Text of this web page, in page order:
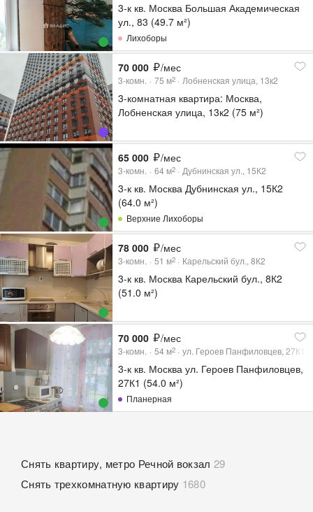
3-к кв. Москва Большая Академическая
ул., 83 (49.7 м²)
Лихоборы
70 000 /мес
3-комн. 75 м2 Лобненская улица, 13к2
3-комнатная квартира: Москва,
Лобненская улица, 13к2 (75 м²)
65 000 /мес
3-комн. 64 м2 Дубнинская ул., 15К2
3-к кв. Москва Дубнинская ул., 15К2
(64.0 м²)
Верхние Лихоборы
78 000 /мес
3-комн. 51 м2 Карельский бул., 8К2
3-к кв. Москва Карельский бул., 8К2
(51.0 м²)
70 000 /мес
3-комн. 54 м2 ул. Героев Панфиловцев, 27К1
3-к кв. Москва ул. Героев Панфиловцев,
27К1 (54.0 м²)
Планерная
Снять квартиру, метро Речной вокзал 29
Снять трехкомнатную квартиру 1680